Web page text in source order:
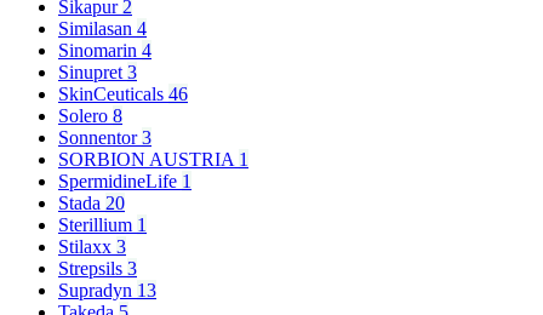
Sikapur 2
Similasan 4
Sinomarin 4
Sinupret 3
SkinCeuticals 46
Solero 8
Sonnentor3
SORBION AUSTRIA 1
SpermidineLife 1
Stada 20
Sterillium 1
Stilaxx 3
Strepsils 3
Supradyn 13